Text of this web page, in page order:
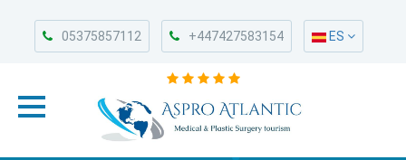
05375857112 +447427583154 ES